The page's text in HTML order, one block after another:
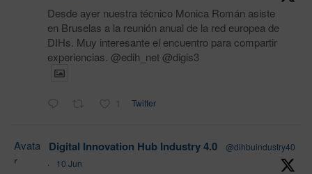
Desde ayer nuestra técnico Monica Román asiste
en Bruselas a la reunión anual de la red europea de
DIHs. Muy interesante el encuentro para compartir
experiencias. @edih_net @digis3
1 Twitter
Avata
r
Digital Innovation Hub Industry 4.0
@dihbuindustry40
·
10 Jun